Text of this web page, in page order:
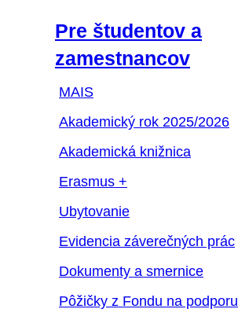
Pre študentov a
zamestnancov
MAIS
Akademický rok 2025/2026
Akademická knižnica
Erasmus +
Ubytovanie
Evidencia záverečných prác
Dokumenty a smernice
Pôžičky z Fondu na podporu